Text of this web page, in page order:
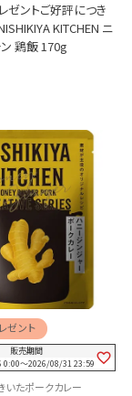
ゼントご好評につき
KITCHEN ニ
鶏飯 170g
ゼント
販売期間
0:00〜2026/08/31 23:59
いたポークカレー